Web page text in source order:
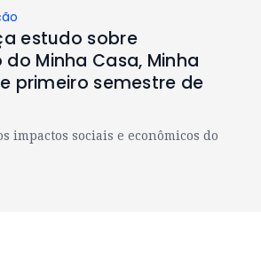
estudo sobre
Minha Casa, Minha
primeiro semestre de
impactos sociais e econômicos do